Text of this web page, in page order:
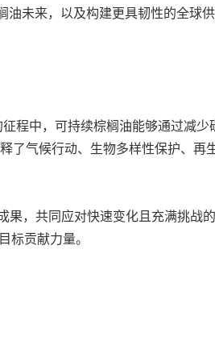
未来，以及构建更具韧性的全球
程中，可持续棕榈油能够通过减少
了气候行动、生物多样性保护、再
，共同应对快速变化且充满挑战
贡献力量。